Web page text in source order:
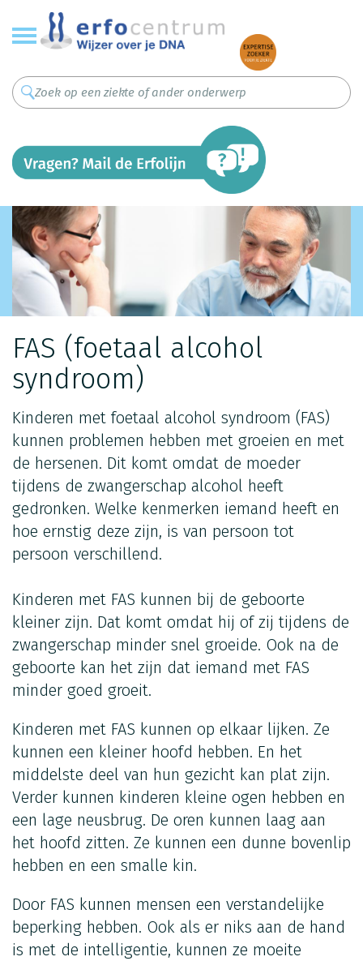
Overslaan
en
naar
inhoud
gaan
FAS (foetaal alcohol
syndroom)
Kinderen met foetaal alcohol syndroom (FAS)
kunnen problemen hebben met groeien en met
de hersenen. Dit komt omdat de moeder
tijdens de zwangerschap alcohol heeft
gedronken. Welke kenmerken iemand heeft en
hoe ernstig deze zijn, is van persoon tot
persoon verschillend.
Kinderen met FAS kunnen bij de geboorte
kleiner zijn. Dat komt omdat hij of zij tijdens de
zwangerschap minder snel groeide. Ook na de
geboorte kan het zijn dat iemand met FAS
minder goed groeit.
Kinderen met FAS kunnen op elkaar lijken. Ze
kunnen een kleiner hoofd hebben. En het
middelste deel van hun gezicht kan plat zijn.
Verder kunnen kinderen kleine ogen hebben en
een lage neusbrug. De oren kunnen laag aan
het hoofd zitten. Ze kunnen een dunne bovenlip
hebben en een smalle kin.
Door FAS kunnen mensen een verstandelijke
beperking hebben. Ook als er niks aan de hand
is met de intelligentie, kunnen ze moeite